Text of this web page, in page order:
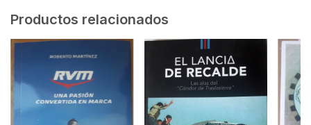
Productos relacionados